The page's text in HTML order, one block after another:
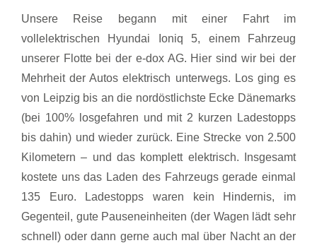
Unsere Reise begann mit einer Fahrt im
vollelektrischen Hyundai Ioniq 5, einem Fahrzeug
unserer Flotte bei der e-dox AG. Hier sind wir bei der
Mehrheit der Autos elektrisch unterwegs. Los ging es
von Leipzig bis an die nordöstlichste Ecke Dänemarks
(bei 100% losgefahren und mit 2 kurzen Ladestopps
bis dahin) und wieder zurück. Eine Strecke von 2.500
Kilometern – und das komplett elektrisch. Insgesamt
kostete uns das Laden des Fahrzeugs gerade einmal
135 Euro. Ladestopps waren kein Hindernis, im
Gegenteil, gute Pauseneinheiten (der Wagen lädt sehr
schnell) oder dann gerne auch mal über Nacht an der